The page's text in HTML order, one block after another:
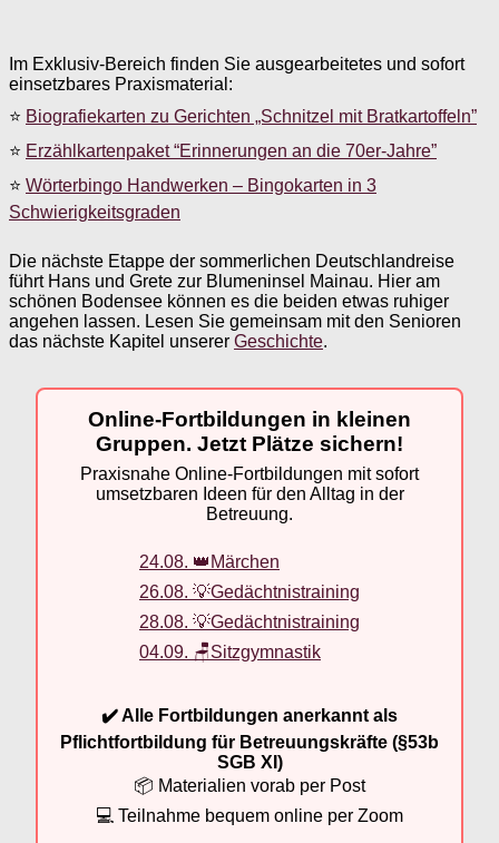
Im Exklusiv-Bereich finden Sie ausgearbeitetes und sofort
einsetzbares Praxismaterial:
⭐ Biografiekarten zu Gerichten „Schnitzel mit Bratkartoffeln”
⭐ Erzählkartenpaket “Erinnerungen an die 70er-Jahre”
⭐ Wörterbingo Handwerken – Bingokarten in 3
Schwierigkeitsgraden
Die nächste Etappe der sommerlichen Deutschlandreise
führt Hans und Grete zur Blumeninsel Mainau. Hier am
schönen Bodensee können es die beiden etwas ruhiger
angehen lassen. Lesen Sie gemeinsam mit den Senioren
das nächste Kapitel unserer Geschichte.
Online-Fortbildungen in kleinen
Gruppen. Jetzt Plätze sichern!
Praxisnahe Online-Fortbildungen mit sofort
umsetzbaren Ideen für den Alltag in der
Betreuung.
24.08. 👑Märchen
26.08. 💡Gedächtnistraining
28.08. 💡Gedächtnistraining
04.09. 🪑Sitzgymnastik
✔️ Alle Fortbildungen anerkannt als
Pflichtfortbildung für Betreuungskräfte (§53b
SGB XI)
📦 Materialien vorab per Post
💻 Teilnahme bequem online per Zoom